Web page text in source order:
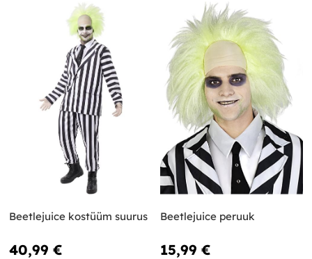
Beetlejuice kostüüm suurus
40,99 €
Beetlejuice peruuk
15,99 €